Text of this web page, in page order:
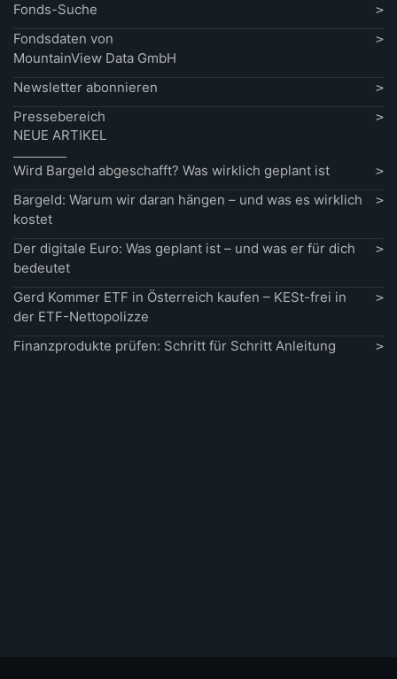
Fonds-Suche
Fondsdaten von
MountainView Data GmbH
Newsletter abonnieren
Pressebereich
NEUE ARTIKEL
Wird Bargeld abgeschafft? Was wirklich geplant ist
Bargeld: Warum wir daran hängen – und was es wirklich
kostet
Der digitale Euro: Was geplant ist – und was er für dich
bedeutet
Gerd Kommer ETF in Österreich kaufen – KESt-frei in
der ETF-Nettopolizze
Finanzprodukte prüfen: Schritt für Schritt Anleitung